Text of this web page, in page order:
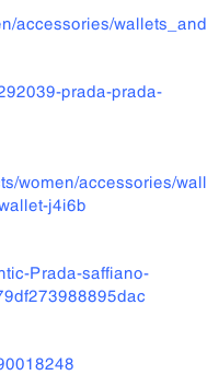
accessories/
prada-prada-
women/accessories/
j4i6b
Prada-saffiano-